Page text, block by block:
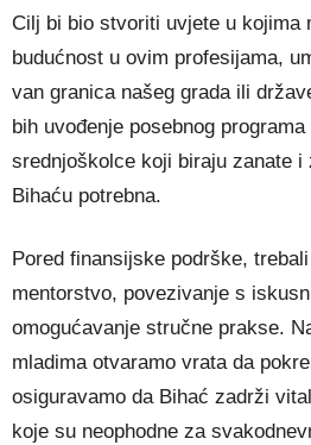
Cilj bi bio stvoriti uvjete u kojima
budućnost u ovim profesijama,
van granica našeg grada ili
bih uvođenje posebnog
srednjoškolce koji biraju zanate i
Bihaću potrebna.
Pored finansijske podrške,
mentorstvo, povezivanje s
omogućavanje stručne prakse.
mladima otvaramo vrata da
osiguravamo da Bihać zadrži
koje su neophodne za